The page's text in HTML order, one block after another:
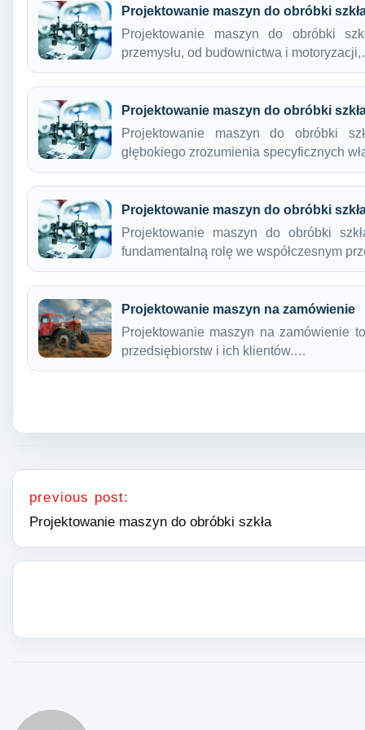
Projektowanie maszyn do obróbki
Projektowanie maszyn do obróbki
przemysłu, od budownictwa i
Projektowanie maszyn do obróbki
Projektowanie maszyn do obróbki
głębokiego zrozumienia specyficznych
Projektowanie maszyn do obróbki
Projektowanie maszyn do obróbki
fundamentalną rolę we współczesnym
Projektowanie maszyn na zamówienie
Projektowanie maszyn na zamówienie
przedsiębiorstw i ich klientów.…
Nawigacja wpisu
previous post:
Projektowanie maszyn do obróbki szkła